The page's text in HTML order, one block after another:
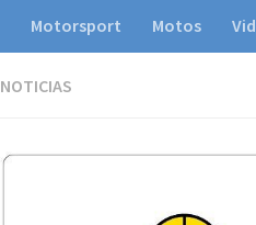
Motorsport Motos
NOTICIAS